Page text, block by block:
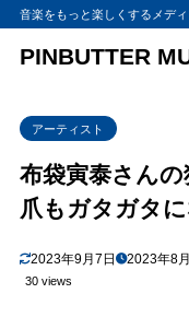
音楽をもっと楽しくするメディ
PINBUTTER
アーティスト
布袋寅泰さん
爪もガタガタ
2023年9月7日 2023年8
30 views